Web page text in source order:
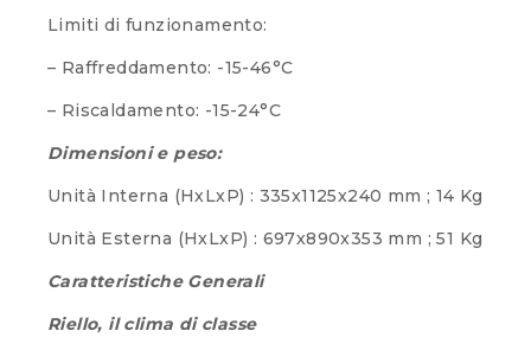
Limiti di funzionamento:
– Raffreddamento: -15-46°C
–
Dimensioni e peso:
Unità Interna (HxLxP) : 335x1125x240 mm ; 14 Kg
Unità Esterna (HxLxP) : 697x890x353 mm ; 51 Kg
Caratteristiche Generali
Riello, il clima di classe